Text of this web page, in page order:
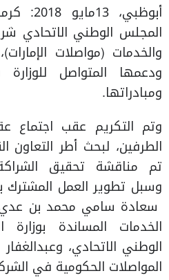
أبوظبي،
المجلس الوطني الاتحادي
والخدمات (مواصلات
ودعمها المتواصل
ومبادراتها.
وتم التكريم عقب اجتماع
الطرفين، لبحث أطر التعاون
تم مناقشة تحقيق الشراكة
وسبل تطوير العمل المشترك
سعادة سامي محمد بن
الخدمات المساندة
الوطني الاتحادي،
المواصلات الحكومية في